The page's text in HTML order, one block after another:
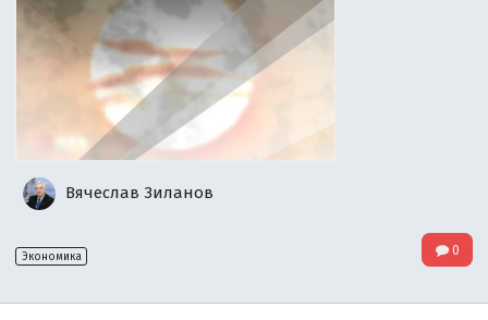
Вячеслав Зиланов
Экономика 0